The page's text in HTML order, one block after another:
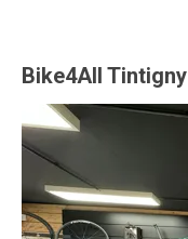
Bike4All Tintigny